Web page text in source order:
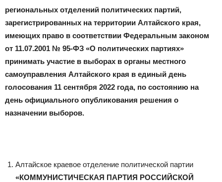
региональных отделений политических партий,
зарегистрированных на территории Алтайского края,
имеющих право в соответствии Федеральным законом
от 11.07.2001 № 95-ФЗ «О политических партиях»
принимать участие в выборах в органы местного
самоуправления Алтайского края в единый день
голосования 11 сентября 2022 года, по состоянию на
день официального опубликования решения о
назначении выборов.
Алтайское краевое отделение политической партии
«КОММУНИСТИЧЕСКАЯ ПАРТИЯ РОССИЙСКОЙ